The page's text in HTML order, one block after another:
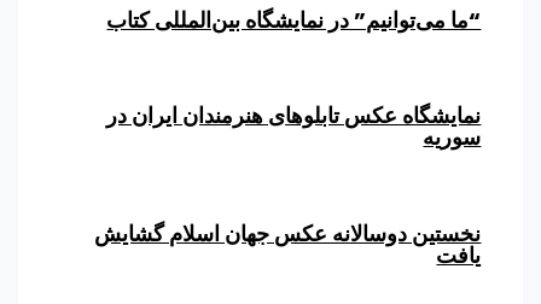
“ما می‌توانیم” در نمایشگاه بین‌المللی کتاب
نمایشگاه عکس تابلوهای هنرمندان ایران در
سوریه
نخستین دوسالانه عکس جهان اسلام گشایش
یافت